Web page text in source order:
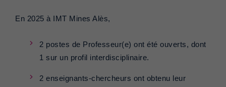
En 2025 à IMT Mines Alès,
2 postes de Professeur(e) ont été ouverts, dont
1 sur un profil interdisciplinaire.
2 enseignants-chercheurs ont obtenu leur